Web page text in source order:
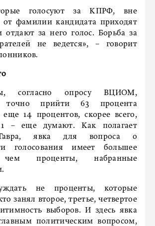
голосуют за КПРФ, вне
от фамилии кандидата приходят
отдают за него голос. Борьба за
не ведется», – говорит
согласно опросу ВЦИОМ,
точно прийти 63 процента
еще 14 процентов, скорее всего,
– еще думают. Как полагает
явка для вопроса о
голосования имеет большее
чем проценты, набранные
не проценты, которые
занял второе, третье, четвертое
выборов. И здесь явка
политическим вопросом,